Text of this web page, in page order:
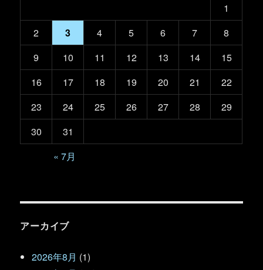
1
2
3 4 5 6 7
8
9
10 11 12 13 14
15
16
17 18 19 20 21
22
23
24 25 26 27 28
29
30
31
« 7月
アーカイブ
2026年8月 (1)